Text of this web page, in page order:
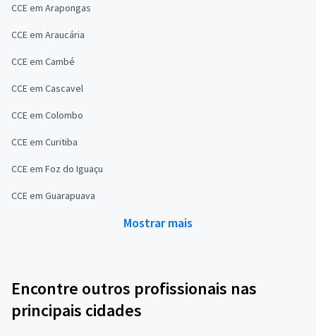
CCE em Arapongas
CCE em Araucária
CCE em Cambé
CCE em Cascavel
CCE em Colombo
CCE em Curitiba
CCE em Foz do Iguaçu
CCE em Guarapuava
Mostrar mais
Encontre outros profissionais nas
principais cidades